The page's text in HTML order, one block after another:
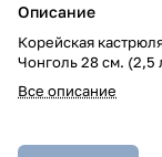
Описание
Корейская
Чонголь 28 см. (2,5
Все описание